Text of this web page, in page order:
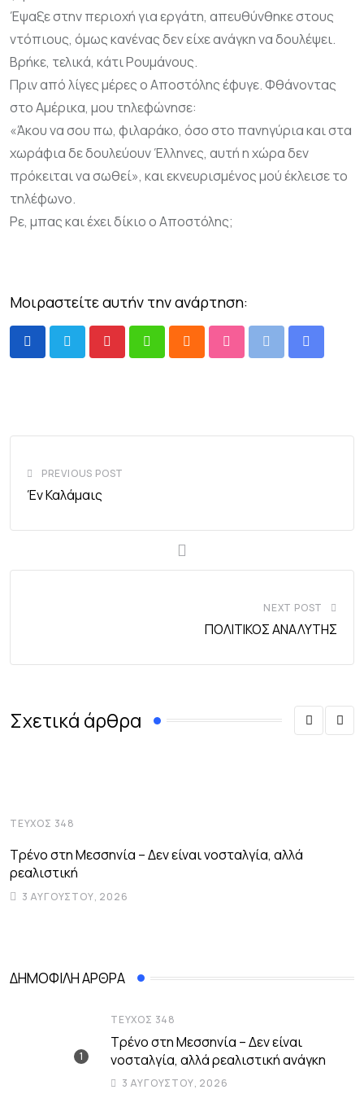
Έψαξε στην περιοχή για εργάτη, απευθύνθηκε στους
ντόπιους, όμως κανένας δεν είχε ανάγκη να δουλέψει.
Βρήκε, τελικά, κάτι Ρουμάνους.
Πριν από λίγες μέρες ο Αποστόλης έφυγε. Φθάνοντας
στο Αμέρικα, μου τηλεφώνησε:
«Άκου να σου πω, φιλαράκο, όσο στο πανηγύρια και στα
χωράφια δε δουλεύουν Έλληνες, αυτή η χώρα δεν
πρόκειται να σωθεί», και εκνευρισμένος μού έκλεισε το
τηλέφωνο.
Ρε, μπας και έχει δίκιο ο Αποστόλης;
Μοιραστείτε αυτήν την ανάρτηση:
PREVIOUS POST
Έν Καλάμαις
NEXT POST
ΠΟΛΙΤΙΚΟΣ ΑΝΑΛΥΤΗΣ
Σχετικά άρθρα
ΤΕΎΧΟΣ 348
Τρένο στη Μεσσηνία – Δεν είναι νοσταλγία, αλλά
ρεαλιστική
3 ΑΥΓΟΎΣΤΟΥ, 2026
ΔΗΜΟΦΙΛΉ ΆΡΘΡΑ
ΤΕΎΧΟΣ 348
Τρένο στη Μεσσηνία – Δεν είναι
νοσταλγία, αλλά ρεαλιστική ανάγκη
3 ΑΥΓΟΎΣΤΟΥ, 2026